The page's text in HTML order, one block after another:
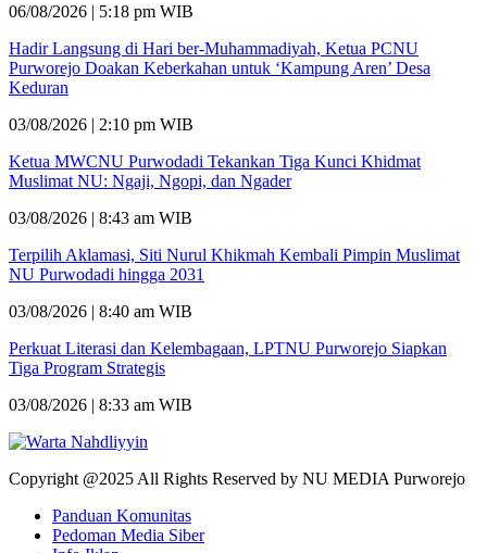
06/08/2026 | 5:18 pm WIB
Hadir Langsung di Hari ber-Muhammadiyah, Ketua PCNU
Purworejo Doakan Keberkahan untuk ‘Kampung Aren’ Desa
Keduran
03/08/2026 | 2:10 pm WIB
Ketua MWCNU Purwodadi Tekankan Tiga Kunci Khidmat
Muslimat NU: Ngaji, Ngopi, dan Ngader
03/08/2026 | 8:43 am WIB
Terpilih Aklamasi, Siti Nurul Khikmah Kembali Pimpin Muslimat
NU Purwodadi hingga 2031
03/08/2026 | 8:40 am WIB
Perkuat Literasi dan Kelembagaan, LPTNU Purworejo Siapkan
Tiga Program Strategis
03/08/2026 | 8:33 am WIB
Copyright @2025 All Rights Reserved by NU MEDIA Purworejo
Panduan Komunitas
Pedoman Media Siber